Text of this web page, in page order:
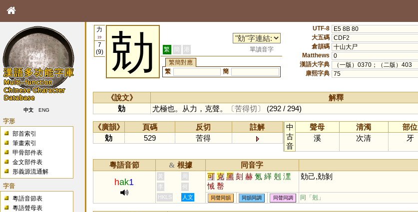
中文 ENG
字形
部首索引
筆畫索引
甲骨部件表
金文部件表
形義源流通解
字音
粵語音節表
粵語聲母表
力
19
7
(9)
勀 繁 簡 港
單讀音字
繁簡對應
繁
簡
UTF-8
E5 8B 80
大五碼 CDF2
倉頡碼 十山大尸
Matthews
0
漢語大字典
（一版）0370；（二版）403
康熙字典 75
《說文》 解釋
勀
尤極也。从力，克聲。 〔苦得切〕 (292 / 294)
《廣韻》 頁碼 反切
註解
勀
529 苦得
中
古
音
聲母 清濁 部位
溪
次清 牙
粵語音節 & 根據 同音字
hak1
黃 周 可 克 黑 刻 赫 氪 緙 剋 潶
悈 罊
勀己,勀剝
李
何
HKLS
人文 同聲同韻 同韻同調 同聲同調 同「 剋 」